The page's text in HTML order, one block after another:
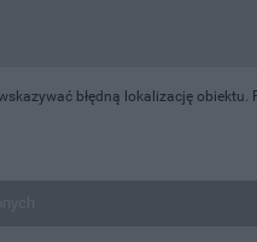
błędną lokalizację obiektu.